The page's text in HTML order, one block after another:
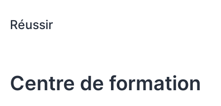
Réussir
Centre de formation